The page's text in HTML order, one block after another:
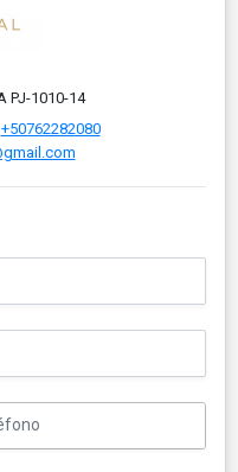
PJ-1010-14
+50762282080